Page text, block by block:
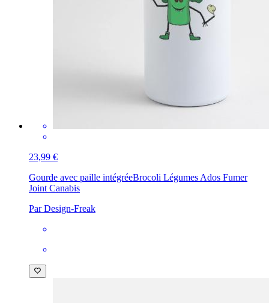
23,99 €
Gourde avec paille intégréeBrocoli Légumes Ados Fumer
Joint Canabis
Par Design-Freak